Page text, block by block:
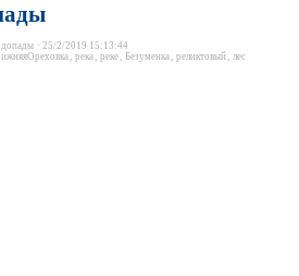
· 25/2/2019 15:13:44
, река, реке, Безуменка, реликтовый, лес